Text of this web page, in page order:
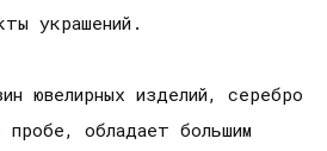
ювелирных изделий, серебро
обладает большим